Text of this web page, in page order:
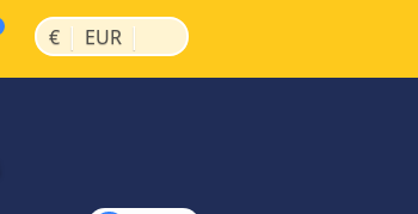
€ | EUR |